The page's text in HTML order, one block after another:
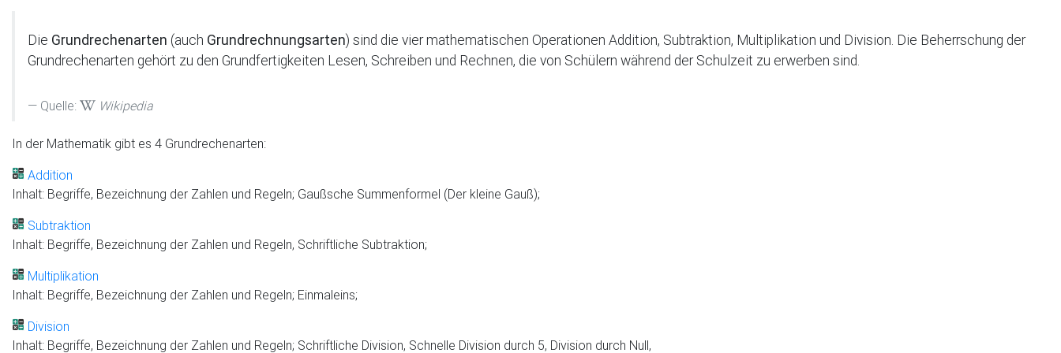
Die Grundrechenarten (auch Grundrechnungsarten) sind die vier mathematischen Operationen Addition, Subtraktion, Multiplikation und Division. Die Beherrschung der
Grundrechenarten gehört zu den Grundfertigkeiten Lesen, Schreiben und Rechnen, die von Schülern während der Schulzeit zu erwerben sind.
Quelle: Wikipedia
In der Mathematik gibt es 4 Grundrechenarten:
Addition
Inhalt: Begriffe, Bezeichnung der Zahlen und Regeln; Gaußsche Summenformel (Der kleine Gauß);
Subtraktion
Inhalt: Begriffe, Bezeichnung der Zahlen und Regeln, Schriftliche Subtraktion;
Multiplikation
Inhalt: Begriffe, Bezeichnung der Zahlen und Regeln; Einmaleins;
Division
Inhalt: Begriffe, Bezeichnung der Zahlen und Regeln; Schriftliche Division, Schnelle Division durch 5, Division durch Null,